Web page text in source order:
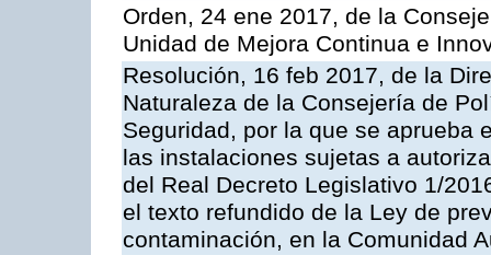
Orden, 24 ene 2017, de la
Unidad de Mejora Continua e
Resolución, 16 feb 2017, de la
Naturaleza de la Consejería de
Seguridad, por la que se aprueba
las instalaciones sujetas a
del Real Decreto Legislativo 1/
el texto refundido de la Ley de
contaminación, en la Comunidad